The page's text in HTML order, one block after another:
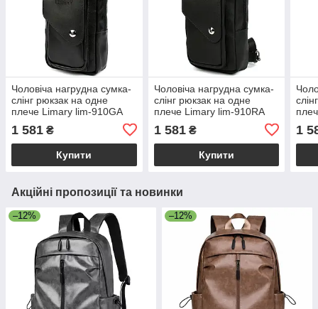
Чоловіча нагрудна сумка-
слінг рюкзак на одне
плече Limary lim-910GA
1 581 ₴
Купити
Чоловіча нагрудна сумка-
слінг рюкзак на одне
плече Limary lim-910RA
1 581₴
Купити
1
Акційні пропозиції та новинки
–12% –12%